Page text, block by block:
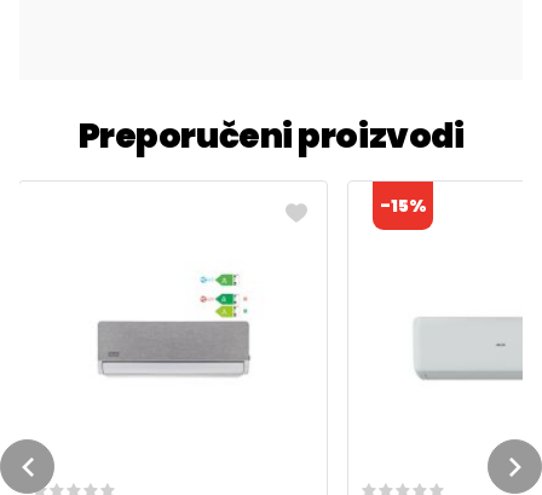
Preporučeni proizvodi
-15%
Previous